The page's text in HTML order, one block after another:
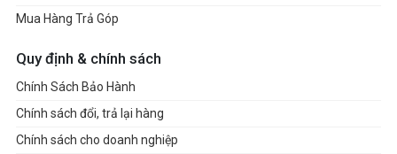
Mua Hàng Trả Góp
Quy định & chính sách
Chính Sách Bảo Hành
Chính sách đổi, trả lại hàng
Chính sách cho doanh nghiệp